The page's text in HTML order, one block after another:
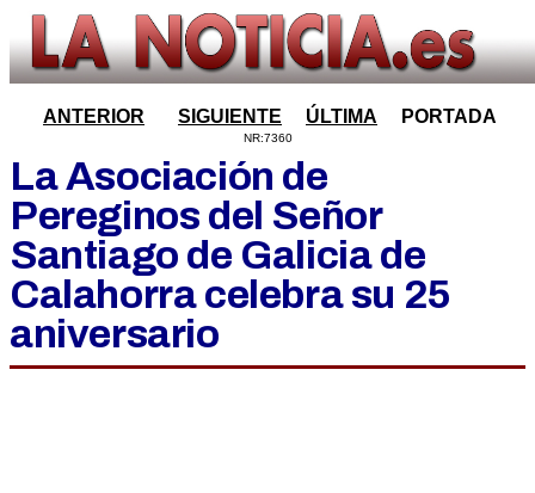
ANTERIOR SIGUIENTE ÚLTIMA PORTADA
NR:7360
La Asociación de
Pereginos del Señor
Santiago de Galicia de
Calahorra celebra su 25
aniversario